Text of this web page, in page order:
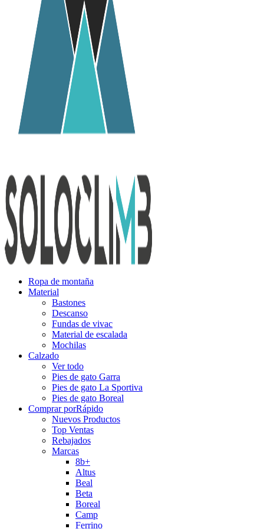
Ropa de montaña
Material
Bastones
Descanso
Fundas de vivac
Material de escalada
Mochilas
Calzado
Ver todo
Pies de gato Garra
Pies de gato La Sportiva
Pies de gato Boreal
Comprar porRápido
Nuevos Productos
Top Ventas
Rebajados
Marcas
8b+
Altus
Beal
Beta
Boreal
Camp
Ferrino